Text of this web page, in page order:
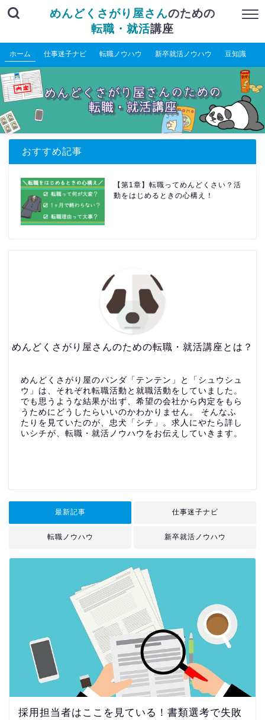
めんどくさがり屋さんのための
転職・就活講座
ホーム 仕事迷子ナビ 転職ノウハウ 新卒就活ノウハウ 豆知識
おすすめ記事
【第1章】転職ってめんどくさい？活
動をはじめるときの心構え！
めんどくさがり屋さんのための転職・就活講座とは？
めんどくさがり屋のパンダ「テンテン」と「シュウシュ
ウ」は、それぞれ転職活動と就職活動をしていました。
でも思うような結果が出ず、希望の会社から内定をもら
うためにどうしたらいいのかわかりません。 そんなふ
たりを見ていたのが、忠犬「シチ」。求人にやたら詳し
いシチが、転職・就活ノウハウをお伝えしていきます。
最新記事 仕事迷子ナビ
転職ノウハウ 新卒就活ノウハウ
採用担当者はここを見ている！書類選考で失敗